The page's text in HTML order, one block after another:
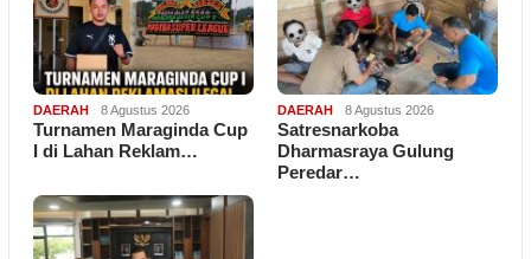
DAERAH 8 Agustus 2026
Turnamen Maraginda Cup
I di Lahan Reklam…
DAERAH 8 Agustus 2026
Satresnarkoba
Dharmasraya Gulung
Peredar…